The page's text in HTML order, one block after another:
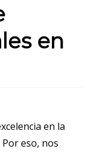
en
en la
eso, nos